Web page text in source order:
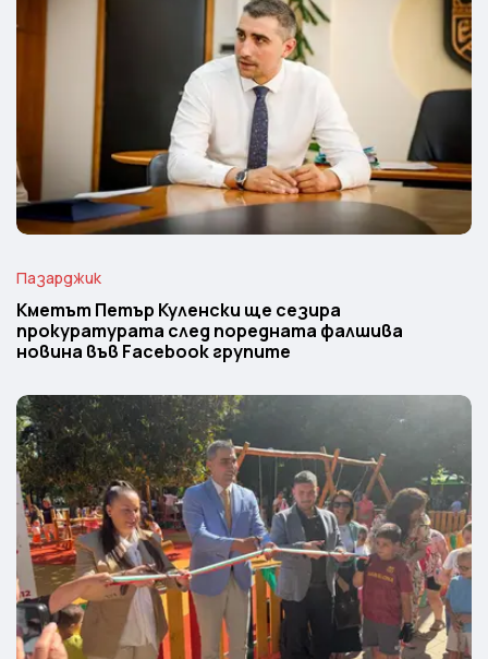
Пазарджик
Кметът Петър Куленски ще сезира
прокуратурата след поредната фалшива
новина във Facebook групите